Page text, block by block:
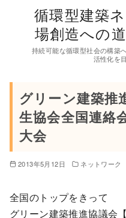
循環型建築
場創造への
持続可能な循環型社会の構築
活性化を
グリーン建築推
生協会全国連絡
大会
2013年5月12日 ネットワーク
全国のトップをきって
グリーン建築推進協議会